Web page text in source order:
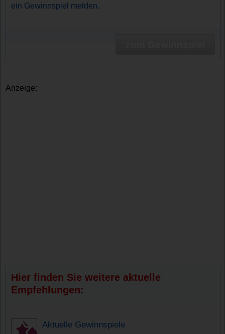
ein Gewinnspiel melden.
Anzeige:
Hier finden Sie weitere aktuelle
Empfehlungen:
Aktuelle Gewinnspiele